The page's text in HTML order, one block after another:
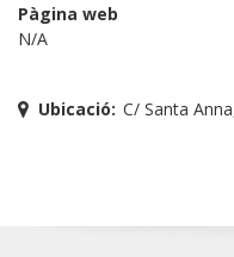
Pàgina web
N/A
Ubicació: C/ Santa